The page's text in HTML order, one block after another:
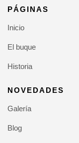
PÁGINAS
Inicio
El buque
Historia
NOVEDADES
Galería
Blog